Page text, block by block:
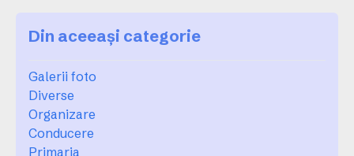
Din aceeași categorie
Galerii foto
Diverse
Organizare
Conducere
Primaria